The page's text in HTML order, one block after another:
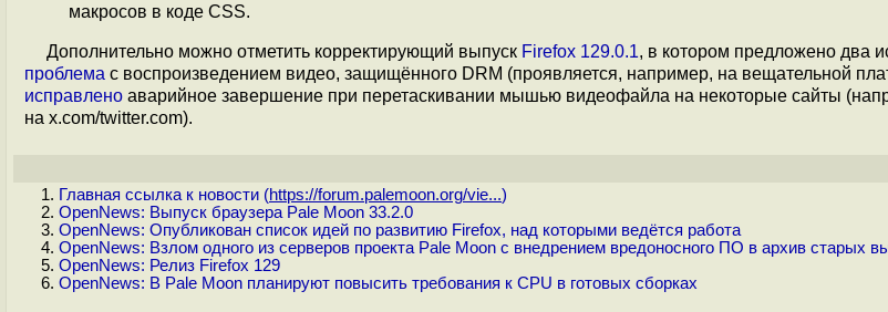
макросов в коде CSS.
Дополнительно можно отметить корректирующий выпуск Firefox 129.0.1, в котором предложено два
проблема с воспроизведением видео, защищённого DRM (проявляется, например, на вещательной
исправлено аварийное завершение при перетаскивании мышью видеофайла на некоторые сайты
на x.com/twitter.com).
Главная ссылка к новости (https://forum.palemoon.org/vie...)
OpenNews: Выпуск браузера Pale Moon 33.2.0
OpenNews: Опубликован список идей по развитию Firefox, над которыми ведётся работа
OpenNews: Взлом одного из серверов проекта Pale Moon с внедрением вредоносного ПО в архив старых
OpenNews: Релиз Firefox 129
OpenNews: В Pale Moon планируют повысить требования к CPU в готовых сборках